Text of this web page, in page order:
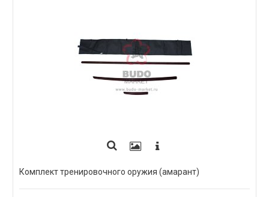
Комплект тренировочного оружия (амарант)